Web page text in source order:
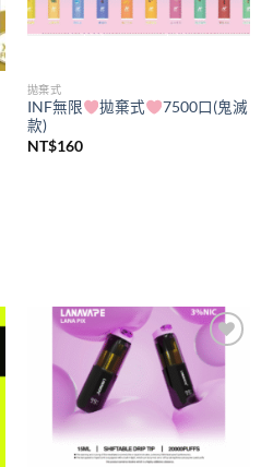
拋棄式
INF無限 拋棄式
7500口(鬼滅
款)
NT$160
Add to
wishlist